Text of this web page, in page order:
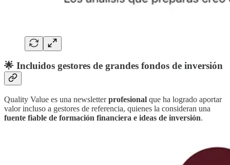
🌟 Incluidos gestores de grandes fondos de inversión
Quality Value es una newsletterprofesional que ha logrado aportar
valor incluso a gestores de referencia, quienes la consideran una
fuente fiable de formación financiera e ideas de inversión.